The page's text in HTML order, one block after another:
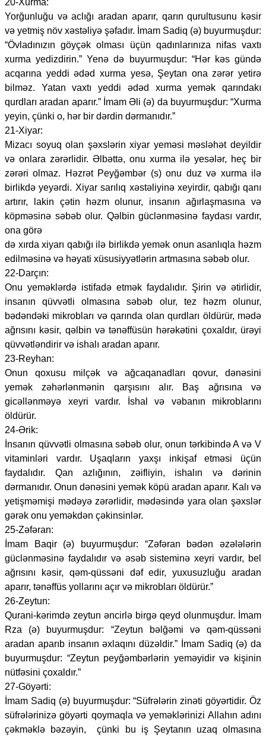
20-Xurma:
Yorğunluğu və aclığı aradan aparır, qarın qurultusunu kəsir
və yetmiş növ xəstəliyə şəfadır. İmam Sadiq (ə) buyurmuşdur:
“Övladınızın göyçək olması üçün qadınlarınıza nifas vaxtı
xurma yedizdirin.” Yenə də buyurmuşdur: “Hər kəs gündə
acqarına yeddi ədəd xurma yesə, Şeytan ona zərər yetirə
bilməz. Yatan vaxtı yeddi ədəd xurma yemək qarındakı
qurdları aradan aparır.” İmam Əli (ə) da buyurmuşdur: “Xurma
yeyin, çünki o, hər bir dərdin dərmanıdır.”
21-Xiyar:
Mizacı soyuq olan şəxslərin xiyar yeməsi məsləhət deyildir
və onlara zərərlidir. Əlbəttə, onu xurma ilə yesələr, heç bir
zərəri olmaz. Həzrət Peyğəmbər (s) onu duz və xurma ilə
birlikdə yeyərdi. Xiyar sarılıq xəstəliyinə xeyirdir, qabığı qanı
artırır, lakin çətin həzm olunur, insanın ağırlaşmasına və
köpməsinə səbəb olur. Qəlbin güclənməsinə faydası vardır,
ona görə
də xırda xiyarı qabığı ilə birlikdə yemək onun asanlıqla həzm
edilməsinə və həyati xüsusiyyətlərin artmasına səbəb olur.
22-Darçın:
Onu yeməklərdə istifadə etmək faydalıdır. Şirin və ətirlidir,
insanın qüvvətli olmasına səbəb olur, tez həzm olunur,
bədəndəki mikrobları və qarında olan qurdları öldürür, mədə
ağrısını kəsir, qəlbin və tənəffüsün hərəkətini çoxaldır, ürəyi
qüvvətləndirir və ishalı aradan aparır.
23-Reyhan:
Onun qoxusu milçək və ağcaqanadları qovur, dənəsini
yemək zəhərlənmənin qarşısını alır. Baş ağrısına və
gicəllənməyə xeyri vardır. İshal və vəbanın mikroblarını
öldürür.
24-Ərik:
İnsanın qüvvətli olmasına səbəb olur, onun tərkibində A və V
vitaminləri vardır. Uşaqların yaxşı inkişaf etməsi üçün
faydalıdır. Qan azlığının, zəifliyin, ishalın və dərinin
dərmanıdır. Onun dənəsini yemək köpü aradan aparır. Kalı və
yetişməmişi mədəyə zərərlidir, mədəsində yara olan şəxslər
gərək onu yeməkdən çəkinsinlər.
25-Zəfəran:
İmam Baqir (ə) buyurmuşdur: “Zəfəran bədən əzələlərin
güclənməsinə faydalıdır və əsəb sisteminə xeyri vardır, bel
ağrısını kəsir, qəm-qüssəni dəf edir, yuxusuzluğu aradan
aparır, tənəffüs yollarını açır və mikrobları öldürür.”
26-Zeytun:
Qurani-kərimdə zeytun əncirlə birgə qeyd olunmuşdur. İmam
Rza (ə) buyurmuşdur: “Zeytun bəlğəmi və qəm-qüssəni
aradan aparıb insanın əxlaqını düzəldir.” İmam Sadiq (ə) da
buyurmuşdur: “Zeytun peyğəmbərlərin yeməyidir və kişinin
nütfəsini çoxaldır.”
27-Göyərti:
İmam Sadiq (ə) buyurmuşdur: “Süfrələrin zinəti göyərtidir. Öz
süfrələrinizə göyərti qoymaqla və yeməklərinizi Allahın adını
çəkməklə bəzəyin, çünki bu iş Şeytanın uzaq olmasına